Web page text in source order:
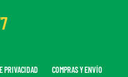
PRIVACIDAD COMPRAS Y ENVÍO